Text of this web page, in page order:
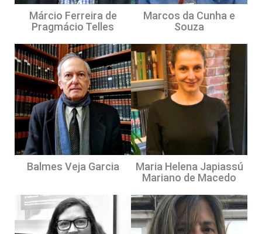
Márcio Ferreira de
Pragmácio Telles
Marcos da Cunha e
Souza
Balmes Veja Garcia
Maria Helena Japiassú
Mariano de Macedo